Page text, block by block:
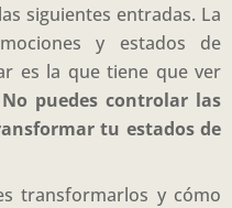
siguientes entradas. La
y estados de
es la que tiene que ver
No puedes controlar las
tu estados de
transformarlos y cómo